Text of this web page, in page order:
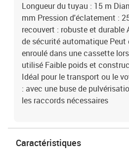
Longueur du tuyau : 15 m
mm Pression d'éclatement :
recouvert : robuste et
de sécurité automatique
enroulé dans une cassette
utilisé Faible poids et
Idéal pour le transport ou le
: avec une buse de
les raccords nécessaires
Caractéristiques